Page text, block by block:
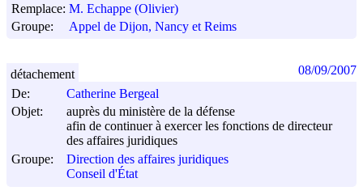
Remplace: M. Echappe (Olivier)
Groupe:
Appel de Dijon, Nancy et Reims
De:
Catherine Bergeal
Objet:
auprès du ministère de la défense
afin de continuer à exercer les fonctions de directeur
des affaires juridiques
Groupe:
Direction des affaires juridiques
Conseil d'État
détachement 08/09/2007